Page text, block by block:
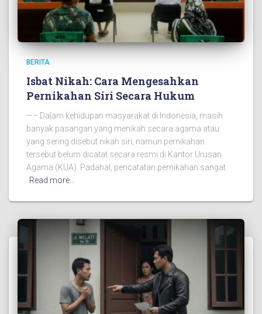
BERITA
Isbat Nikah: Cara Mengesahkan
Pernikahan Siri Secara Hukum
—– Dalam kehidupan masyarakat di Indonesia, masih
banyak pasangan yang menikah secara agama atau
yang sering disebut nikah siri, namun pernikahan
tersebut belum dicatat secara resmi di Kantor Urusan
Agama (KUA). Padahal, pencatatan pernikahan sangat
Read more…